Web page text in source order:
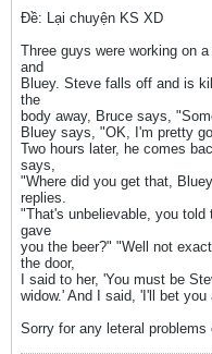
Ðề: Lại chuyện KS XD
Three guys were working on
and
Bluey. Steve falls off and is
the
body away, Bruce says,
Bluey says, "OK, I'm pretty
Two hours later, he comes
says,
"Where did you get that,
replies.
"That's unbelievable, you told
gave
you the beer?" "Well not
the door,
I said to her, 'You must be
widow.' And I said, 'I'll bet
Sorry for any leteral problems